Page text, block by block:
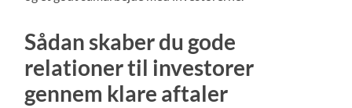
Sådan skaber du gode
relationer til investorer
gennem klare aftaler